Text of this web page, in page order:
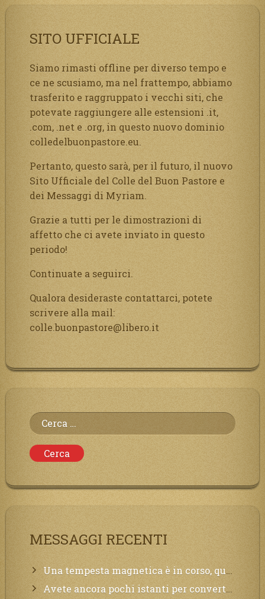
SITO UFFICIALE
Siamo rimasti offline per diverso tempo e
ce ne scusiamo, ma nel frattempo, abbiamo
trasferito e raggruppato i vecchi siti, che
potevate raggiungere alle estensioni .it,
.com, .net e .org, in questo nuovo dominio
colledelbuonpastore.eu.
Pertanto, questo sarà, per il futuro, il nuovo
Sito Ufficiale del Colle del Buon Pastore e
dei Messaggi di Myriam.
Grazie a tutti per le dimostrazioni di
affetto che ci avete inviato in questo
periodo!
Continuate a seguirci.
Qualora desideraste contattarci, potete
scrivere alla mail:
colle.buonpastore@libero.it
Ricerca
per:
MESSAGGI RECENTI
Una tempesta magnetica è in corso, questa generazione patirà. Il black out non tarderà ad arrivare e tutta la Terra sarà oscurata.
Avete ancora pochi istanti per convertirvi, non perdete tempo, la sciagura arriverà all’improvviso e per chi non si sarà preparato saranno dolori.